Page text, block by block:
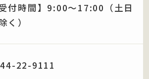
受付時間】9:00〜17:00（土日
く）
22-9111